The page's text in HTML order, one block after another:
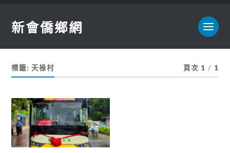
新會僑鄉網
標籤: 天祿村 頁次 1 / 1